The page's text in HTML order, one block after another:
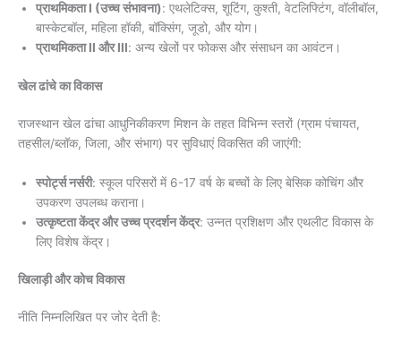
प्राथमिकता I (उच्च संभावना): एथलेटिक्स, शूटिंग, कुश्ती, वेटलिफ्टिंग, वॉलीबॉल,
बास्केटबॉल, महिला हॉकी, बॉक्सिंग, जूडो, और योग।
प्राथमिकता II और III: अन्य खेलों पर फोकस और संसाधन का आवंटन।
खेल ढांचे का विकास
राजस्थान खेल ढांचा आधुनिकीकरण मिशन के तहत विभिन्न स्तरों (ग्राम पंचायत,
तहसील/ब्लॉक, जिला, और संभाग) पर सुविधाएं विकसित की जाएंगी:
स्पोर्ट्स नर्सरी: स्कूल परिसरों में 6-17 वर्ष के बच्चों के लिए बेसिक कोचिंग और
उपकरण उपलब्ध कराना।
उत्कृष्टता केंद्र और उच्च प्रदर्शन केंद्र: उन्नत प्रशिक्षण और एथलीट विकास के
लिए विशेष केंद्र।
खिलाड़ी और कोच विकास
नीति निम्नलिखित पर जोर देती है: